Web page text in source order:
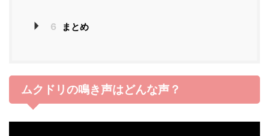
6 まとめ
ムクドリの鳴き声はどんな声？